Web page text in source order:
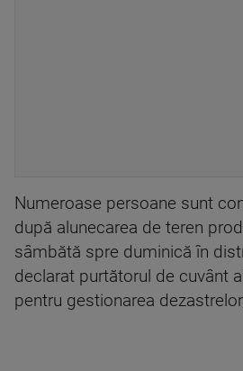
Numeroase persoane sunt
după alunecarea de teren
sâmbătă spre duminică în
declarat purtătorul de cuvânt
pentru gestionarea